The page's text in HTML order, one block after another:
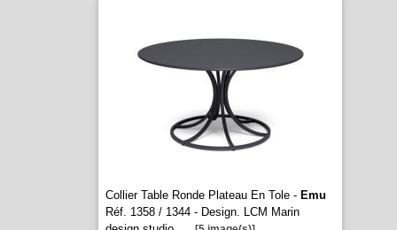
Collier Table Ronde Plateau En Tole - Emu
Réf. 1358 / 1344 - Design. LCM Marin